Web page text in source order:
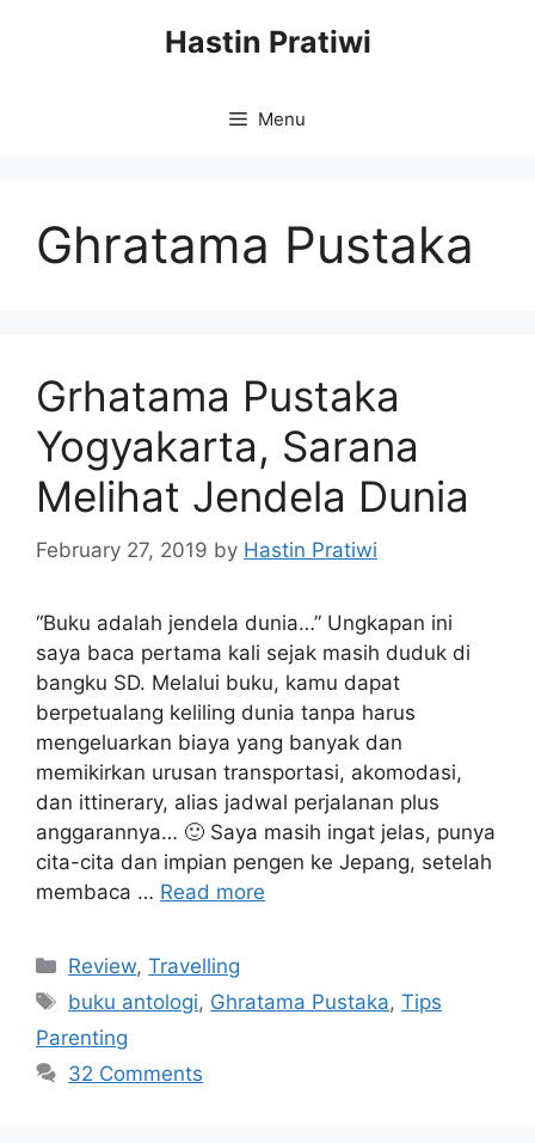
Hastin Pratiwi
Menu
Ghratama Pustaka
Grhatama Pustaka
Yogyakarta, Sarana
Melihat Jendela Dunia
February 27, 2019 by Hastin Pratiwi
“Buku adalah jendela dunia…” Ungkapan ini
saya baca pertama kali sejak masih duduk di
bangku SD. Melalui buku, kamu dapat
berpetualang keliling dunia tanpa harus
mengeluarkan biaya yang banyak dan
memikirkan urusan transportasi, akomodasi,
dan ittinerary, alias jadwal perjalanan plus
anggarannya… 🙂 Saya masih ingat jelas, punya
cita-cita dan impian pengen ke Jepang, setelah
membaca … Read more
Categories
Review,Travelling
Tags
buku antologi, Ghratama Pustaka,Tips
Parenting
32 Comments